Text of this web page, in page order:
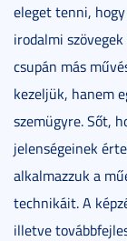
eleget tenni,
irodalmi
csupán más
kezeljük, hanem
szemügyre. Sőt,
jelenségeinek
alkalmazzuk a
technikáit. A
illetve